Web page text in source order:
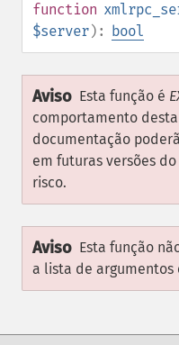
function
$server): bool
Aviso Esta função é
comportamento
documentação
em futuras versões do
risco.
Aviso Esta função
a lista de argumentos